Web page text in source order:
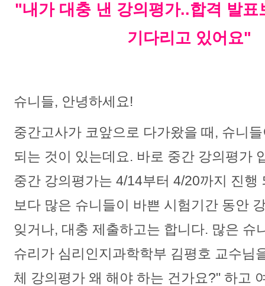
"내가 대충 낸 강의평가..합격 발표
기다리고 있어요"
슈니들, 안녕하세요!
중간고사가 코앞으로 다가왔을 때, 슈니
되는 것이 있는데요. 바로 중간 강의평가
중간 강의평가는 4/14부터 4/20까지 진행
보다 많은 슈니들이 바쁜 시험기간 동안
잊거나, 대충 제출하고는 합니다. 많은 슈
슈리가 심리인지과학학부 김평호 교수님
체 강의평가 왜 해야 하는 건가요?" 하고